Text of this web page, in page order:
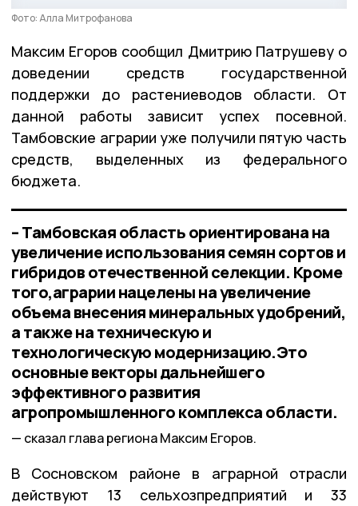
Фото: Алла Митрофанова
Максим Егоров сообщил Дмитрию Патрушеву о
доведении средств государственной
поддержки до растениеводов области. От
данной работы зависит успех посевной.
Тамбовские аграрии уже получили пятую часть
средств, выделенных из федерального
бюджета.
– Тамбовская область ориентирована на
увеличение использования семян сортов и
гибридов отечественной селекции. Кроме
того,аграрии нацелены на увеличение
объема внесения минеральных удобрений,
а также на техническую и
технологическую модернизацию.Это
основные векторы дальнейшего
эффективного развития
агропромышленного комплекса области.
сказал глава региона Максим Егоров.
В Сосновском районе в аграрной отрасли
действуют 13 сельхозпредприятий и 33